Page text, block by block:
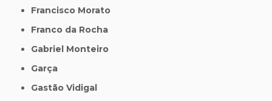
Francisco Morato
Franco da Rocha
Gabriel Monteiro
Garça
Gastão Vidigal